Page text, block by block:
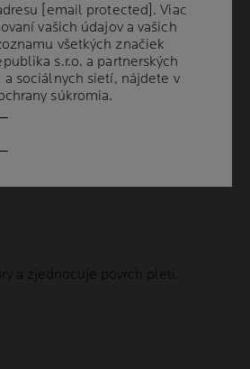
BENEFITY
a zjednocuje povrch pleti.
[email protected] . Viac
vašich údajov a vašich
všetkých značiek
s.r.o. a partnerských
a sociálnych sietí, nájdete v
súkromia.
[email protected] . Viac
vašich údajov a vašich
všetkých značiek
s.r.o. a partnerských
a sociálnych sietí, nájdete v
súkromia.